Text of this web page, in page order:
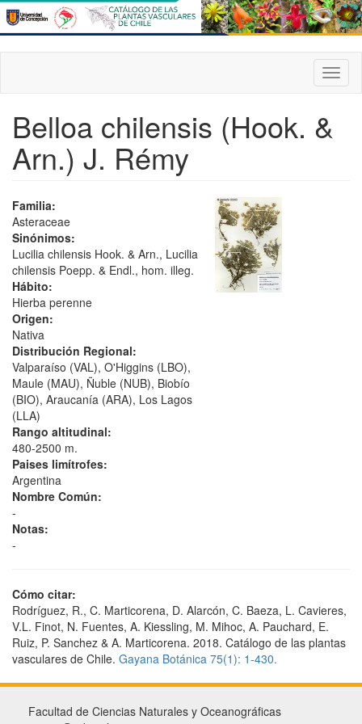
Pasar
al
contenido
principal
Belloa chilensis (Hook. &
Arn.) J. Rémy
Familia:
Asteraceae
Sinónimos:
Lucilia chilensis Hook. & Arn., Lucilia
chilensis Poepp. & Endl., hom. illeg.
Hábito:
Hierba perenne
Origen:
Nativa
Distribución Regional:
Valparaíso (VAL), O'Higgins (LBO),
Maule (MAU), Ñuble (NUB), Biobío
(BIO), Araucanía (ARA), Los Lagos
(LLA)
Rango altitudinal:
480-2500 m.
Paises limítrofes:
Argentina
Nombre Común:
-
Notas:
-
Cómo citar:
Rodríguez, R., C. Marticorena, D. Alarcón, C. Baeza, L. Cavieres,
V.L. Finot, N. Fuentes, A. Kiessling, M. Mihoc, A. Pauchard, E.
Ruiz, P. Sanchez & A. Marticorena. 2018. Catálogo de las plantas
vasculares de Chile. Gayana Botánica 75(1): 1-430.
Facultad de Ciencias Naturales y Oceanográficas